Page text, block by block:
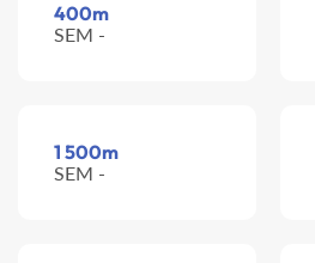
400m
SEM -
1 500m
SEM -